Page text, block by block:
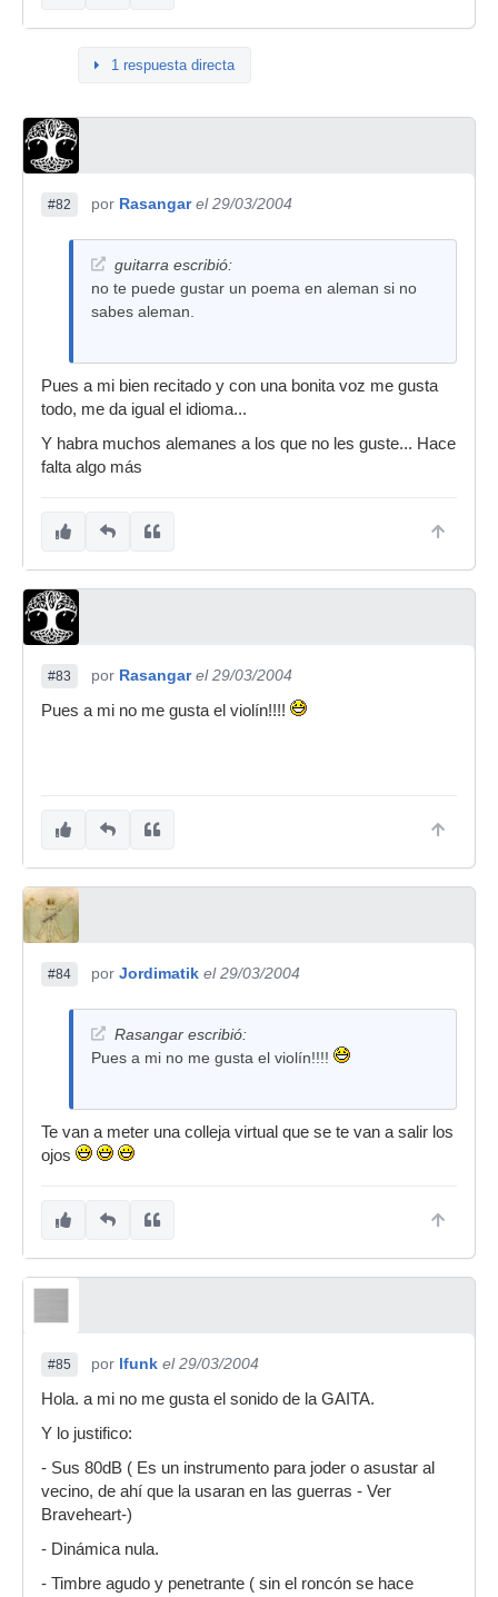
1 respuesta directa
#82 por Rasangar el 29/03/2004
guitarra escribió:
no te puede gustar un poema en aleman si no
sabes aleman.
Pues a mi bien recitado y con una bonita voz me gusta
todo, me da igual el idioma...
Y habra muchos alemanes a los que no les guste... Hace
falta algo más
#83 por Rasangar el 29/03/2004
Pues a mi no me gusta el violín!!!!
#84 por Jordimatik el 29/03/2004
Rasangar escribió:
Pues a mi no me gusta el violín!!!!
Te van a meter una colleja virtual que se te van a salir los
ojos
#85 por lfunk el 29/03/2004
Hola. a mi no me gusta el sonido de la GAITA.
Y lo justifico:
- Sus 80dB ( Es un instrumento para joder o asustar al
vecino, de ahí que la usaran en las guerras - Ver
Braveheart-)
- Dinámica nula.
- Timbre agudo y penetrante ( sin el roncón se hace